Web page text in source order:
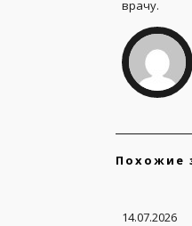
врачу.
Похожие
14.07.2026